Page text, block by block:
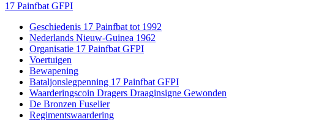
17 Painfbat GFPI
Geschiedenis 17 Painfbat tot 1992
Nederlands Nieuw-Guinea 1962
Organisatie 17 Painfbat GFPI
Voertuigen
Bewapening
Bataljonslegpenning 17 Painfbat GFPI
Waarderingscoin Dragers Draaginsigne Gewonden
De Bronzen Fuselier
Regimentswaardering